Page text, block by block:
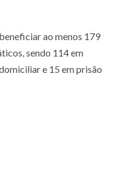
ao menos 179
sendo 114 em
e 15 em prisão